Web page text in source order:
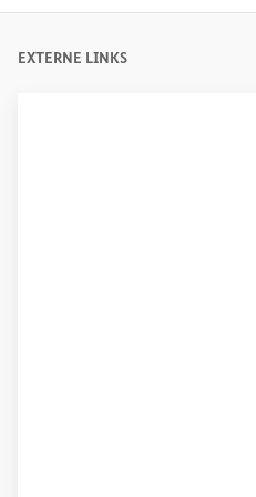
EXTERNE LINKS